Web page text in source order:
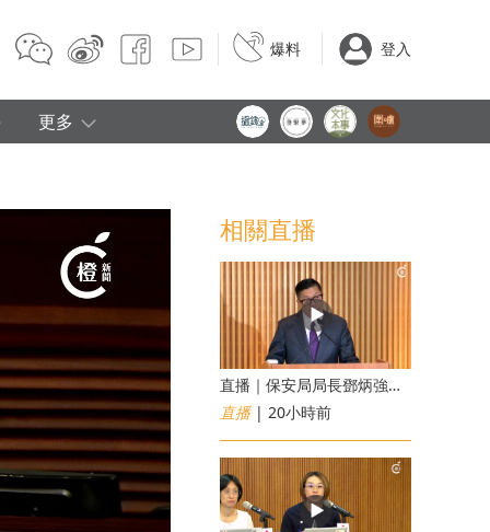
爆料 登入
更多
相關直播
直播｜保安局局長鄧炳強見傳媒
直播| 20小時前